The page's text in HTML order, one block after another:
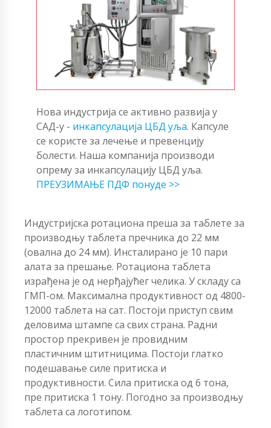
Нова индустрија се активно развија у
САД-у - инкапсулација ЦБД уља. Капсуле
се користе за лечење и превенцију
болести. Наша компанија производи
опрему за инкапсулацију ЦБД уља.
ПРЕУЗИМАЊЕ ПДФ понуде >>
Индустријска ротациона преша за таблете за
производњу таблета пречника до 22 мм
(овална до 24 мм). Инсталирано је 10 пари
алата за прешање. Ротациона таблета
израђена је од нерђајућег челика. У складу са
ГМП-ом. Максимална продуктивност од 4800-
12000 таблета на сат. Постоји приступ свим
деловима штампе са свих страна. Радни
простор прекривен је провидним
пластичним штитницима. Постоји глатко
подешавање силе притиска и
продуктивности. Сила притиска од 6 тона,
пре притиска 1 тону. Погодно за производњу
таблета са логотипом.